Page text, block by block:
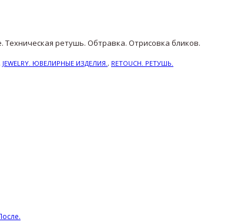
ретушь. Обтравка. Отрисовка бликов.
JEWELRY. ЮВЕЛИРНЫЕ ИЗДЕЛИЯ., RETOUCH. РЕТУШЬ.